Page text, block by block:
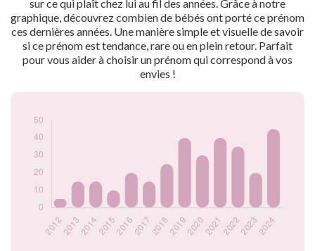
sur ce qui plaît chez lui au fil des années. Grâce à notre
graphique, découvrez combien de bébés ont porté ce prénom
ces dernières années. Une manière simple et visuelle de savoir
si ce prénom est tendance, rare ou en plein retour. Parfait
pour vous aider à choisir un prénom qui correspond à vos
envies !
Popularité du
prénom Harper par
2014
15
2015
10
2016
20
2017
15
2018
25
2022
2023
2024